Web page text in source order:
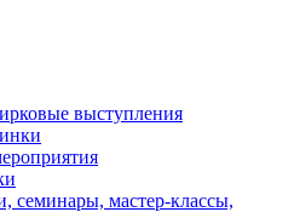
выступления
семинары, мастер-классы,